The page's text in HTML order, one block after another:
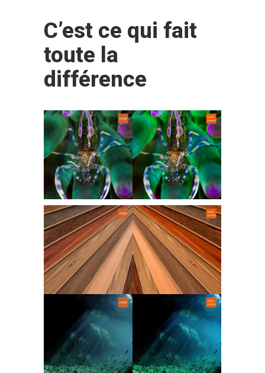
C’est ce qui fait
toute la
différence